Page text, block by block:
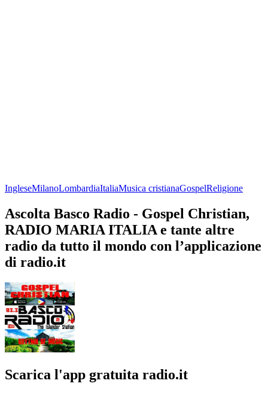
IngleseMilanoLombardiaItaliaMusica cristianaGospelReligione
Ascolta Basco Radio - Gospel Christian,
RADIO MARIA ITALIA e tante altre
radio da tutto il mondo con l’applicazione
di radio.it
Scarica l'app gratuita radio.it